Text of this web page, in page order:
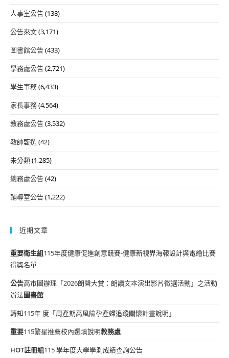
人事室公告(138)
公告來文(3,171)
圖書館公告(433)
學務處公告(2,721)
學生事務(6,433)
家長事務(4,564)
教務處公告(3,532)
教師甄選(42)
未分類(1,285)
總務處公告(42)
輔導室公告(1,222)
近期文章
重要衛生組115年度健康促進創意競賽-健康新視界海報設計與電繪比賽
得獎名單
公告高市圖辦理「2026朗聲大賞：朗讀文本演出影片徵選活動」之活動
辦法圖書館
轉知115年 度「周產期高風險孕產婦追蹤關懷計畫說明」
重要115繁星推薦校內選填說明教務處
HOT註冊組115 學年度大學學測成績查詢公告